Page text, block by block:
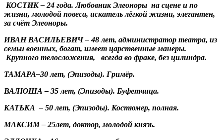
КОСТИК – 24 года. Любовник Элеоноры на сцене и по
жизни, молодой повеса, искатель лёгкой жизни, элегантен,
за счёт Элеоноры.
ИВАН ВАСИЛЬЕВИЧ – 48 лет, администратор театра, из
семьи военных, богат, имеет царственные манеры.
Крупного телосложения, всегда во фраке, без цилиндра.
ТАМАРА–30 лет, (Эпизоды). Гримёр.
ВАЛЮША – 35 лет, (Эпизоды). Буфетчица.
КАТЬКА – 50 лет, (Эпизоды). Костюмер, полная.
МАКСИМ – 25лет, доктор, молодой князь.